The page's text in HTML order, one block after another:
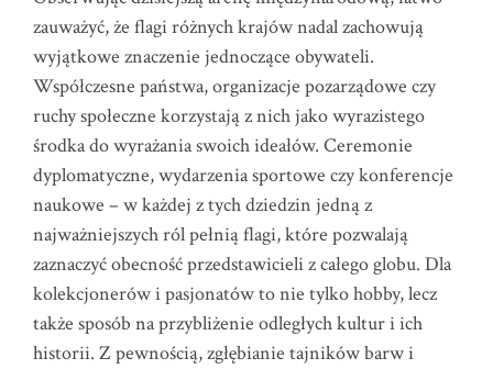
zauważyć, że flagi różnych krajów nadal zachowują
wyjątkowe znaczenie jednoczące obywateli.
Współczesne państwa, organizacje pozarządowe czy
ruchy społeczne korzystają z nich jako wyrazistego
środka do wyrażania swoich ideałów. Ceremonie
dyplomatyczne, wydarzenia sportowe czy konferencje
naukowe – w każdej z tych dziedzin jedną z
najważniejszych ról pełnią flagi, które pozwalają
zaznaczyć obecność przedstawicieli z całego globu. Dla
kolekcjonerów i pasjonatów to nie tylko hobby, lecz
także sposób na przybliżenie odległych kultur i ich
historii. Z pewnością, zgłębianie tajników barw i